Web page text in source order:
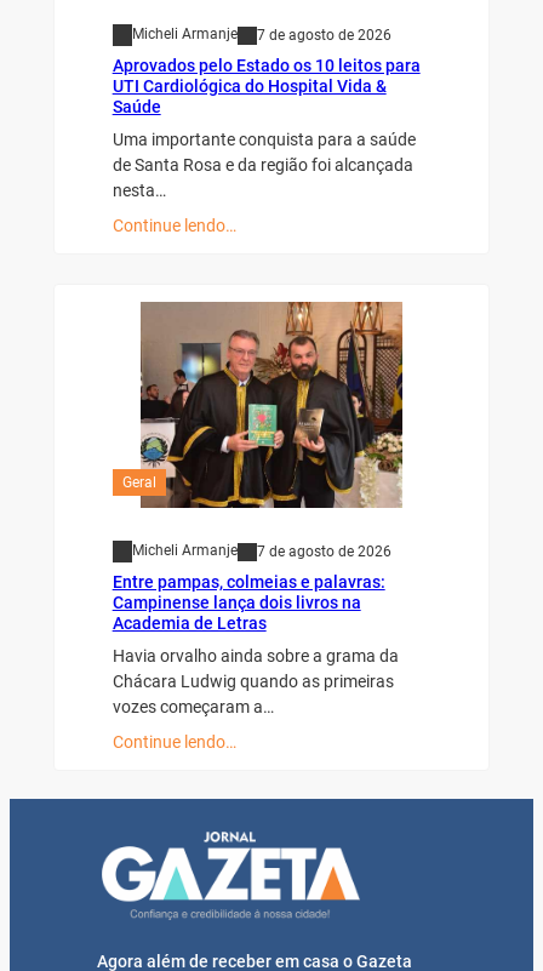
Micheli Armanje 7 de agosto de 2026
Aprovados pelo Estado os 10 leitos para
UTI Cardiológica do Hospital Vida &
Saúde
Uma importante conquista para a saúde
de Santa Rosa e da região foi alcançada
nesta…
Continue lendo…
Geral
Micheli Armanje 7 de agosto de 2026
Entre pampas, colmeias e palavras:
Campinense lança dois livros na
Academia de Letras
Havia orvalho ainda sobre a grama da
Chácara Ludwig quando as primeiras
vozes começaram a…
Continue lendo…
Agora além de receber em casa o Gazeta